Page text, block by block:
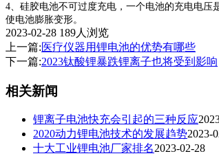
4、硅胶电池不可过度充电，一个电池的充电电压
使电池膨胀变形。
2023-02-28 189人浏览
上一篇:医疗仪器用锂电池的优势有哪些
下一篇:2023钛酸锂暴跌锂离子也将受到影响
相关新闻
锂离子电池快充会引起的三种反应
2020动力锂电池技术的发展趋势2023-
十大工业锂电池厂家排名2023-02-28